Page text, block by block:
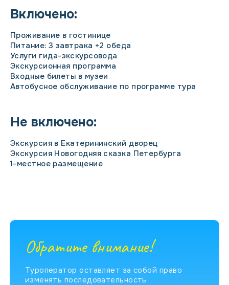
Включено:
Проживание в гостинице
Питание: 3 завтрака +2 обеда
Услуги гида-экскурсовода
Экскурсионная программа
Входные билеты в музеи
Автобусное обслуживание по программе тура
Не включено:
Экскурсия в Екатерининский дворец
Экскурсия Новогодняя сказка Петербурга
1-местное размещение
Обратите внимание!
Туроператор оставляет за собой право
изменять последовательность